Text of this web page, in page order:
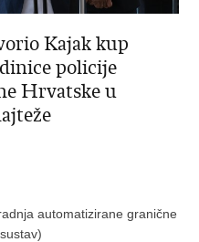
Kajak kup
policije
Hrvatske u
automatizirane granične